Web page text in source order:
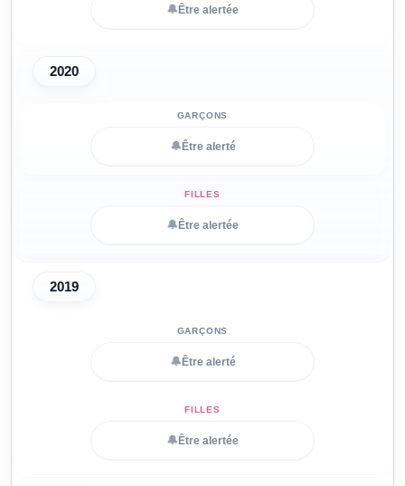
🔔 Être alertée
2020
🔔 Être alerté
🔔 Être alertée
2019
🔔 Être alerté
🔔 Être alertée